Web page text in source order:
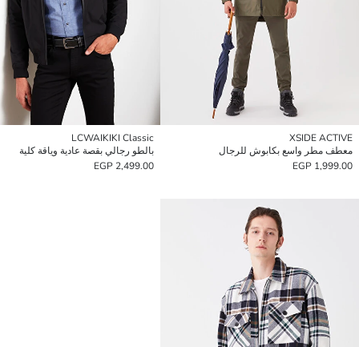
XSIDE ACTIVE
معطف مطر واسع بكابوش للرجال
1,999.00 EGP
LCWAIKIKI Classic
بالطو رجالي بقصة عادية وياقة كلية
2,499.00 EGP